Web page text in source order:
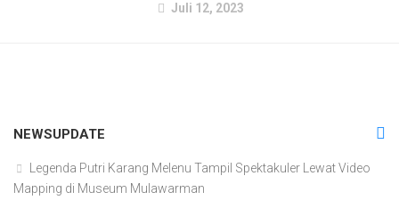
Juli 12, 2023
NEWSUPDATE
Legenda Putri Karang Melenu Tampil Spektakuler Lewat Video
Mapping di Museum Mulawarman